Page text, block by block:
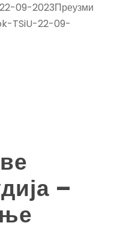
09-2023Преузми
TSiU-22-09-
–